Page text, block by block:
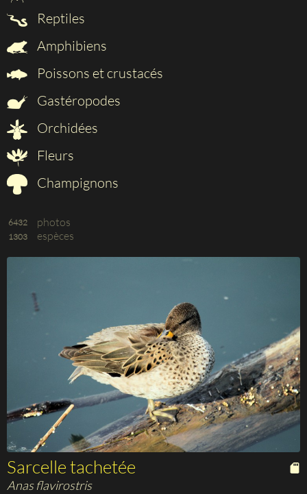
Reptiles
Amphibiens
Poissons et crustacés
Gastéropodes
Orchidées
Fleurs
Champignons
6432 photos
1303 espèces
Sarcelle tachetée
Anas flavirostris